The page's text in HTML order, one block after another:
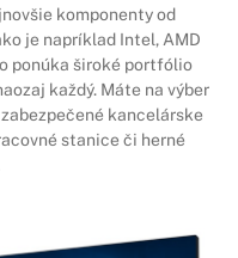
komponenty od
je napríklad Intel, AMD
ponúka široké portfólio
každý. Máte na výber
kancelárske
stanice či herné